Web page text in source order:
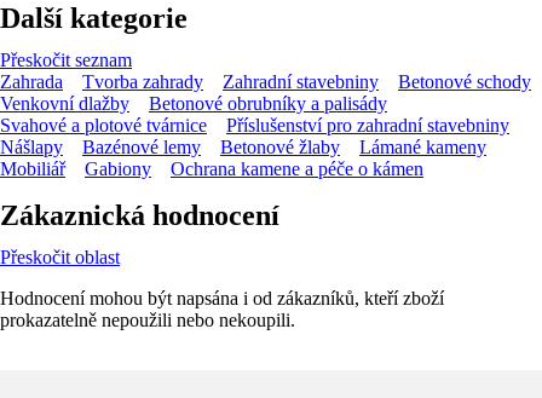
Další kategorie
Přeskočit seznam
Zahrada
Tvorba zahrady Zahradní stavebniny
Betonové schody
Venkovní dlažby
Betonové obrubníky a palisády
Svahové a plotové tvárnice
Příslušenství pro zahradní stavebniny
Nášlapy
Bazénové lemy Betonové žlaby
Lámané kameny
Mobiliář
Gabiony Ochrana kamene a péče o kámen
Zákaznická hodnocení
Přeskočit oblast
Hodnocení mohou být napsána i od zákazníků, kteří zboží
prokazatelně nepoužili nebo nekoupili.